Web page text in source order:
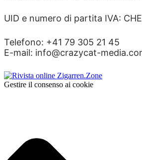
UID e numero di partita IVA:
Telefono: +41 79 305 21 45
E-mail: info@crazycat-
Gestire il consenso ai cookie